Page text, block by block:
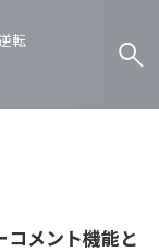
転
コメント機能と